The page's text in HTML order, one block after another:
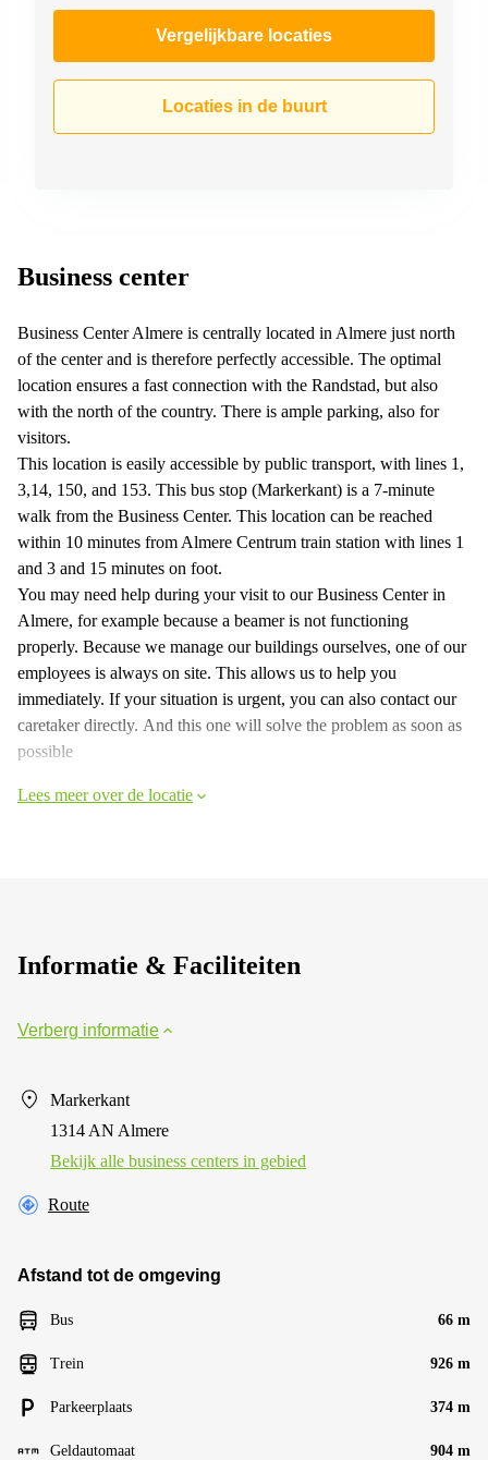
Vergelijkbare locaties
Locaties in de buurt
Business center
Business Center Almere is centrally located in Almere just north
of the center and is therefore perfectly accessible. The optimal
location ensures a fast connection with the Randstad, but also
with the north of the country. There is ample parking, also for
visitors.
This location is easily accessible by public transport, with lines 1,
3,14, 150, and 153. This bus stop (Markerkant) is a 7-minute
walk from the Business Center. This location can be reached
within 10 minutes from Almere Centrum train station with lines 1
and 3 and 15 minutes on foot.
You may need help during your visit to our Business Center in
Almere, for example because a beamer is not functioning
properly. Because we manage our buildings ourselves, one of our
employees is always on site. This allows us to help you
immediately. If your situation is urgent, you can also contact our
caretaker directly. And this one will solve the problem as soon as
possible
Lees meer over de locatie
Informatie & Faciliteiten
Verberg informatie
Markerkant
1314 AN Almere
Bekijk alle business centers in gebied
Route
Afstand tot de omgeving
Bus 66 m
Trein 926 m
Parkeerplaats 374 m
Geldautomaat 904 m